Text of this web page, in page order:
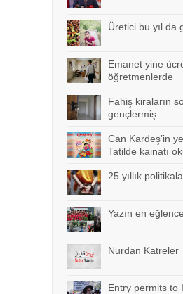
Üretici bu yıl da
Emanet yine
öğretmenlerde
Fahiş kiraların
gençlermiş
Can Kardeş’in
Tatilde kainatı
25 yıllık
Yazın en
Nurdan Katreler
Entry permits to